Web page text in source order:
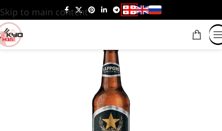
Skip to main content